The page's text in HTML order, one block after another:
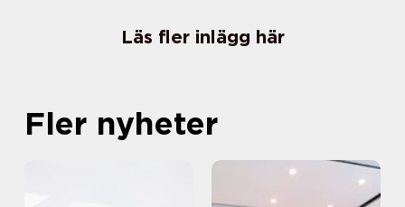
Läs fler inlägg här
Fler nyheter